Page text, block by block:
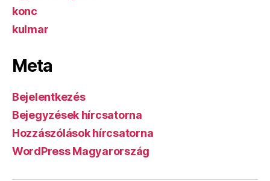
konc
kulmar
Meta
Bejelentkezés
Bejegyzések hírcsatorna
Hozzászólások hírcsatorna
WordPress Magyarország